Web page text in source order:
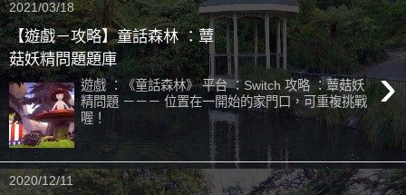
2021/03/18
【遊戲－攻略】童話森林 ：蕈
菇妖精問題題庫
›
遊戲 ：《童話森林》 平台 ：Switch 攻略 ：蕈菇妖
精問題 －－－ 位置在一開始的家門口，可重複挑戰
喔！
2020/12/11